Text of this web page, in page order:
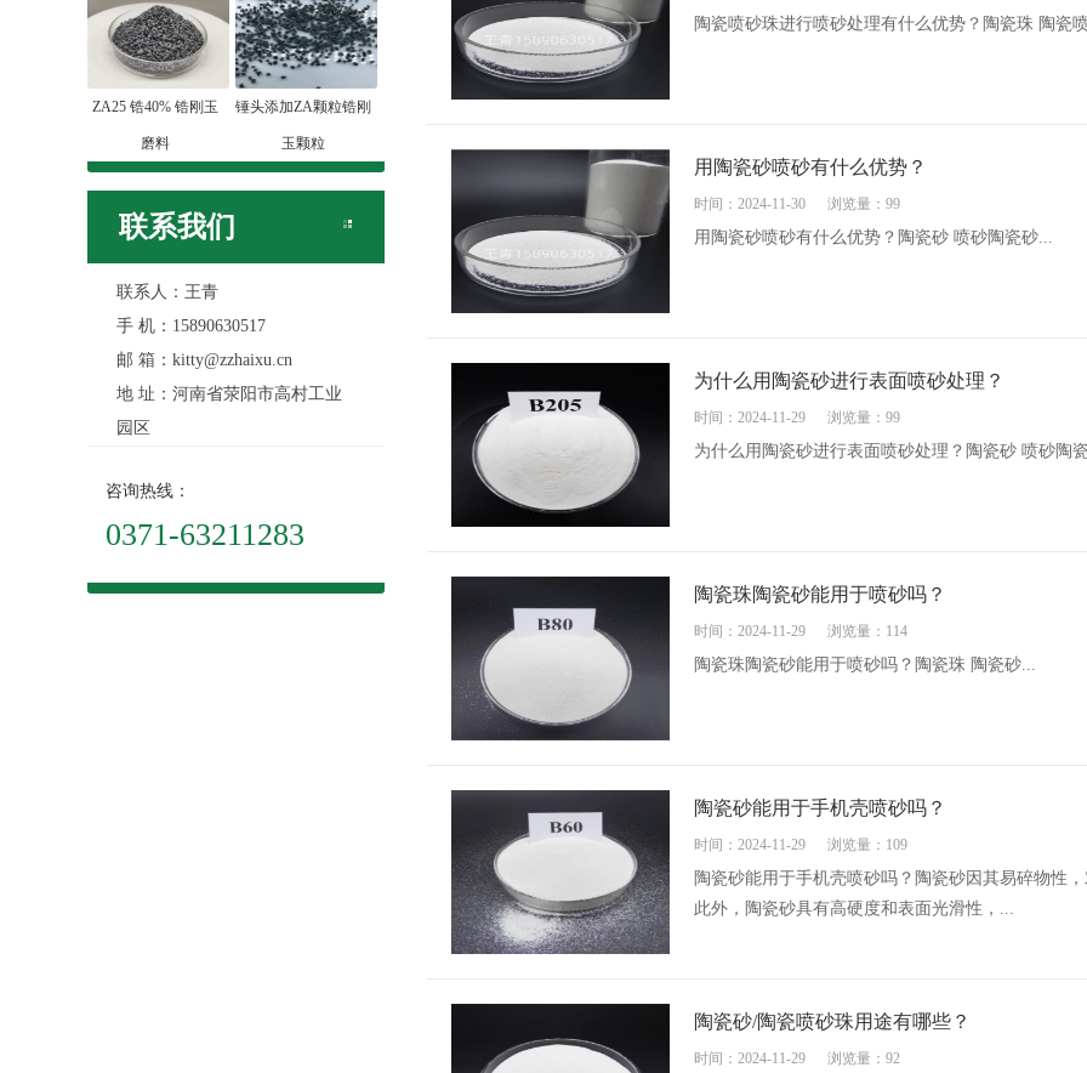
ZA25 锆40% 锆刚玉
磨料
锤头添加ZA颗粒锆刚
玉颗粒
联系我们
联系人：王青
手 机：15890630517
邮 箱：kitty@zzhaixu.cn
地 址：河南省荥阳市高村工业
园区
咨询热线：
0371-63211283
陶瓷喷砂珠进行喷砂处理有什么优势？陶瓷珠 陶瓷
用陶瓷砂喷砂有什么优势？
时间：2024-11-30 浏览量：99
用陶瓷砂喷砂有什么优势？陶瓷砂 喷砂陶瓷砂...
为什么用陶瓷砂进行表面喷砂处理？
时间：2024-11-29 浏览量：99
为什么用陶瓷砂进行表面喷砂处理？陶瓷砂 喷砂陶
陶瓷珠陶瓷砂能用于喷砂吗？
时间：2024-11-29 浏览量：114
陶瓷珠陶瓷砂能用于喷砂吗？陶瓷珠 陶瓷砂...
陶瓷砂能用于手机壳喷砂吗？
时间：2024-11-29 浏览量：109
陶瓷砂能用于手机壳喷砂吗？陶瓷砂因其易碎物性
此外，陶瓷砂具有高硬度和表面光滑性，...
陶瓷砂/陶瓷喷砂珠用途有哪些？
时间：2024-11-29 浏览量：92